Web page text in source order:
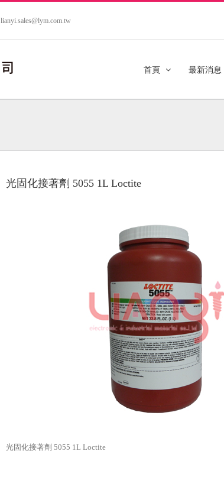
lianyi.sales@lym.com.tw
首頁 最新消息
光固化接著劑 5055 1L Loctite
光固化接著劑 5055 1L Loctite